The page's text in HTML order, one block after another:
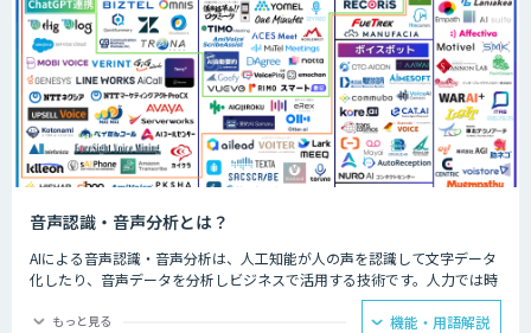
音声認識・音声分析とは？
AIによる音声認識・音声分析は、人工知能が人の声を認識して文字データ
化したり、音声データを分析しビジネスで活用する技術です。人力では時
間と労力がかかる議事録の文字起こしやお客様との通話データ分析などを
AIが代行してくれます。
もっと見る 機能・用語解説